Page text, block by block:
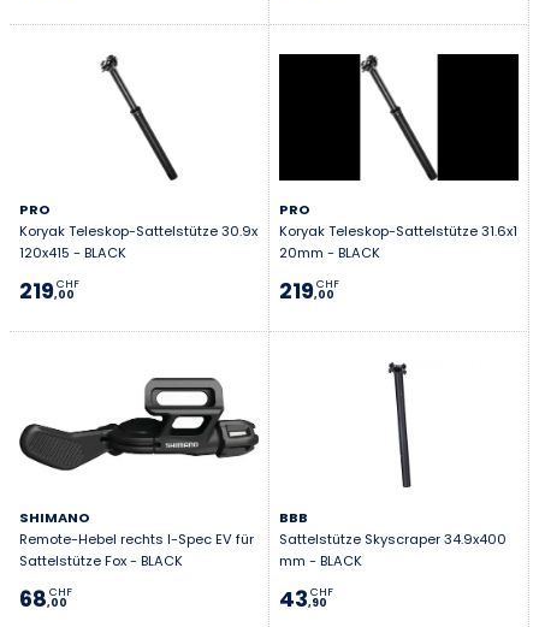
PRO
Koryak Teleskop-Sattelstütze 30.9x
120x415 - BLACK
219,00
CHF
PRO
Koryak Teleskop-Sattelstütze 31.6x1
20mm - BLACK
219,00
CHF
SHIMANO
Remote-Hebel rechts I-Spec EV für
Sattelstütze Fox - BLACK
68,00
CHF
BBB
Sattelstütze Skyscraper 34.9x400
mm - BLACK
43,90
CHF